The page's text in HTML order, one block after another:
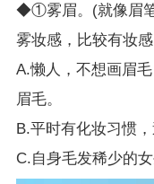
◆①雾眉。(就像眉
雾妆感，比较有妆
A.懒人，不想画眉
眉毛。
B.平时有化妆习惯
C.自身毛发稀少的女